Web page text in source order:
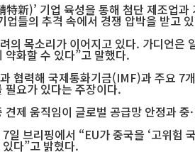
特新)’ 기업 육성을 통해 첨단 제조업
업들의 추격 속에서 경쟁 압박을 받고
의 목소리가 이어지고 있다. 가디언
약화할 수 있다”고 말했다.
협력해 국제통화기금(IMF)과 주요 7
필요가 있다는 주장이다.
제 움직임이 글로벌 공급망 안정과
일 브리핑에서 “EU가 중국을 ‘고위험
다”고 밝혔다.